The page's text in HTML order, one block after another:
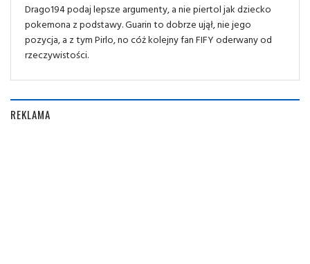
Drago194 podaj lepsze argumenty, a nie piertol jak dziecko
pokemona z podstawy. Guarin to dobrze ujął, nie jego
pozycja, a z tym Pirlo, no cóż kolejny fan FIFY oderwany od
rzeczywistości.
REKLAMA